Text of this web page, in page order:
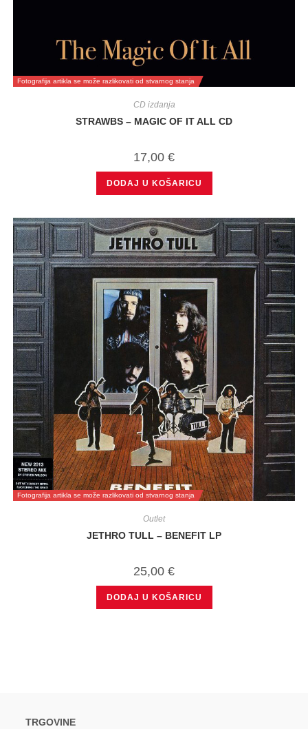
Fotografija artikla se može razlikovati od stvarnog stanja
CD izdanja
STRAWBS – MAGIC OF IT ALL CD
17,00 €
DODAJ U KOŠARICU
Fotografija artikla se može razlikovati od stvarnog stanja
Outlet
JETHRO TULL – BENEFIT LP
25,00 €
DODAJ U KOŠARICU
TRGOVINE